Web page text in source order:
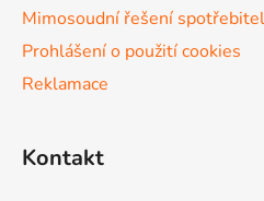
Mimosoudní řešení
Prohlášení o použití cookies
Reklamace
Kontakt